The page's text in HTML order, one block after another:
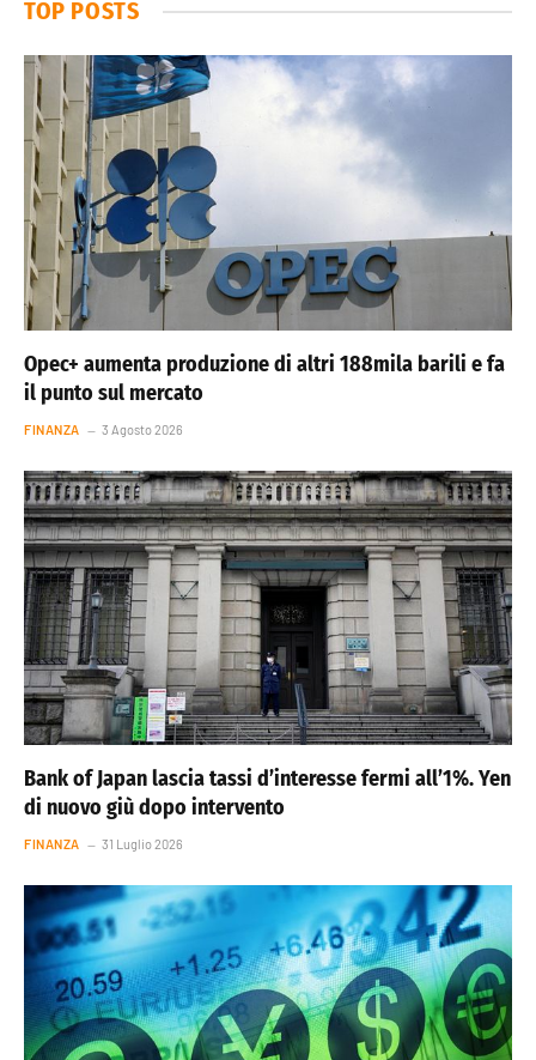
TOP POSTS
Opec+ aumenta produzione di altri 188mila barili e fa
il punto sul mercato
FINANZA 3 Agosto 2026
Bank of Japan lascia tassi d’interesse fermi all’1%. Yen
di nuovo giù dopo intervento
FINANZA 31 Luglio 2026